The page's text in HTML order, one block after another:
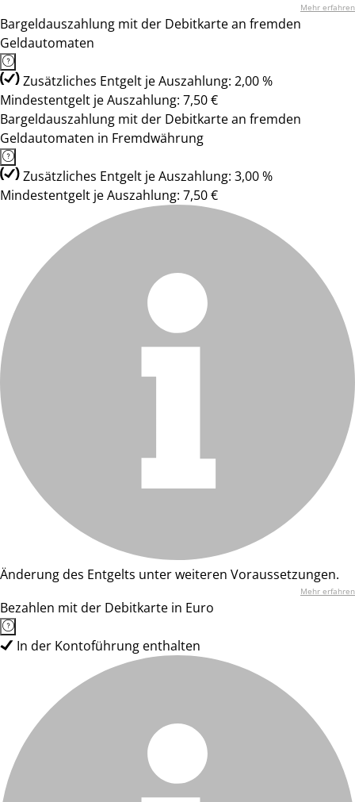
Mehr erfahren
Bargeldauszahlung mit der Debitkarte an fremden
Geldautomaten
Zusätzliches Entgelt je Auszahlung: 2,00 %
Mindestentgelt je Auszahlung: 7,50 €
Bargeldauszahlung mit der Debitkarte an fremden
Geldautomaten in Fremdwährung
Zusätzliches Entgelt je Auszahlung: 3,00 %
Mindestentgelt je Auszahlung: 7,50 €
Änderung des Entgelts unter weiteren Voraussetzungen.
Mehr erfahren
Bezahlen mit der Debitkarte in Euro
In der Kontoführung enthalten